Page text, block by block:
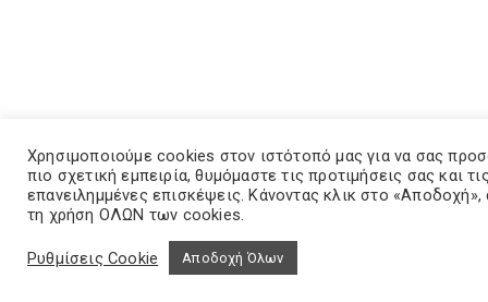
Χρησιμοποιούμε cookies στον ιστότοπό μας για να σας
πιο σχετική εμπειρία, θυμόμαστε τις προτιμήσεις σας και
επανειλημμένες επισκέψεις. Κάνοντας κλικ στο
τη χρήση ΟΛΩΝ των cookies.
Ρυθμίσεις Cookie Αποδοχή Όλων